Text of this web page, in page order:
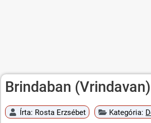
Brindaban (Vrindavan)
Írta: Rosta Erzsébet Kategória: